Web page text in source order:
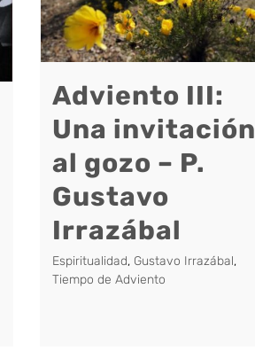
Adviento III:
Una invitación
al gozo – P.
Gustavo
Irrazábal
Espiritualidad, Gustavo Irrazábal,
Tiempo de Adviento